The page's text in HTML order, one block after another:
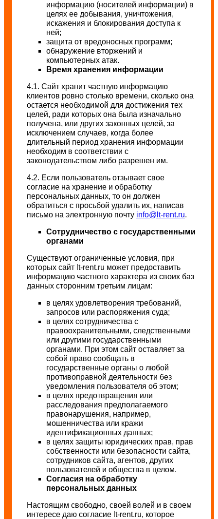
информацию (носителей информации) в
целях ее добывания, уничтожения,
искажения и блокирования доступа к
ней;
защита от вредоносных программ;
обнаружение вторжений и
компьютерных атак.
Время хранения информации
4.1. Сайт хранит частную информацию
клиентов ровно столько времени, сколько она
остается необходимой для достижения тех
целей, ради которых она была изначально
получена, или других законных целей, за
исключением случаев, когда более
длительный период хранения информации
необходим в соответствии с
законодательством либо разрешен им.
4.2. Если пользователь отзывает свое
согласие на хранение и обработку
персональных данных, то он должен
обратиться с просьбой удалить их, написав
письмо на электронную почту info@lt-rent.ru.
Сотрудничество с государственными
органами
Существуют ограниченные условия, при
которых сайт lt-rent.ru может предоставить
информацию частного характера из своих баз
данных сторонним третьим лицам:
в целях удовлетворения требований,
запросов или распоряжения суда;
в целях сотрудничества с
правоохранительными, следственными
или другими государственными
органами. При этом сайт оставляет за
собой право сообщать в
государственные органы о любой
противоправной деятельности без
уведомления пользователя об этом;
в целях предотвращения или
расследования предполагаемого
правонарушения, например,
мошенничества или кражи
идентификационных данных;
в целях защиты юридических прав, прав
собственности или безопасности сайта,
сотрудников сайта, агентов, других
пользователей и общества в целом.
Согласия на обработку
персональных данных
Настоящим свободно, своей волей и в своем
интересе даю согласие lt-rent.ru, которое